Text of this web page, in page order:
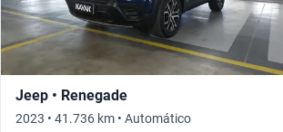
Jeep • Renegade
2023 • 41.736 km • Automático